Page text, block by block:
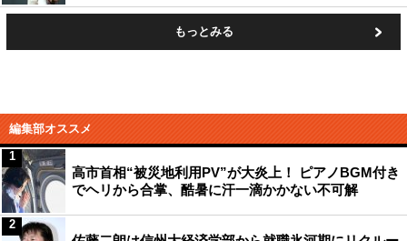
もっとみる
編集部オススメ
高市首相“被災地利用PV”が大炎上！ ピアノBGM付き
でヘリから合掌、酷暑に汗一滴かかない不可解
1
2